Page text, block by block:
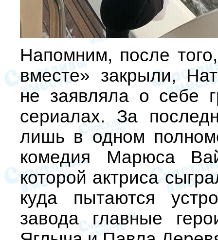
Напомним, после
вместе» закрыли,
не заявляла о себе
сериалах. За
лишь в одном
комедия Марюса
которой актриса
куда пытаются
завода главные